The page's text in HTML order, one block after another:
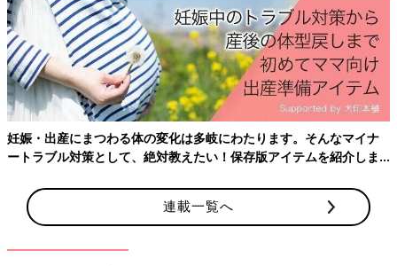
妊娠・出産にまつわる体の変化は多岐にわたります。そんなマイナ
ートラブル対策として、絶対教えたい！保存版アイテムを紹介しま
連載一覧へ